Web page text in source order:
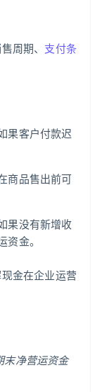
周期、 支付条
果客户付款迟
商品售出前可
果没有新增收
金。
金在企业运营
末净营运资金